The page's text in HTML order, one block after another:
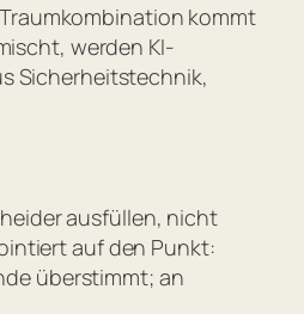
kommt
werden KI-
Sicherheitstechnik,
ausfüllen, nicht
auf den Punkt:
überstimmt; an